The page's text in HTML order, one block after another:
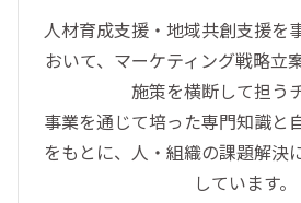
人材育成支援・地域共創支援を
おいて、マーケティング戦略立
施策を横断して担う
事業を通じて培った専門知識と
をもとに、人・組織の課題解決
しています。